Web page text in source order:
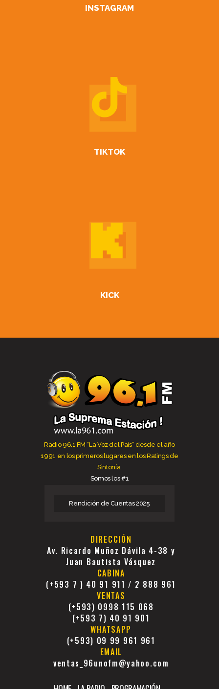
INSTAGRAM
TIKTOK
KICK
Radio 96.1 FM “La Voz del País” desde el año
1991 en los primeros lugares en los Ratings de
Sintonía.
Somos los #1
Rendición de Cuentas 2025
DIRECCIÓN
Av. Ricardo Muñoz Dávila 4-38 y
Juan Bautista Vásquez
CABINA
(+593 7 ) 40 91 911 / 2 888 961
VENTAS
(+593) 0998 115 068
(+593 7) 40 91 901
WHATSAPP
(+593) 09 99 961 961
EMAIL
ventas_96unofm@yahoo.com